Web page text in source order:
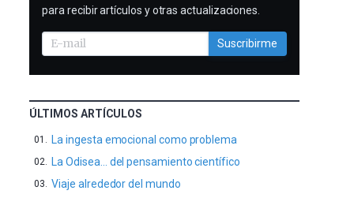
para recibir artículos y otras actualizaciones.
Suscribirme
ÚLTIMOS ARTÍCULOS
La ingesta emocional como problema
La Odisea… del pensamiento científico
Viaje alrededor del mundo